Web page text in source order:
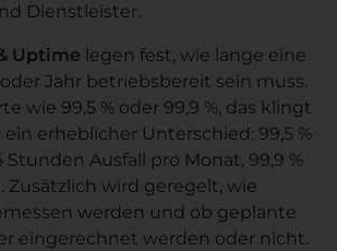
Dienstleister.
Uptime legen fest, wie lange eine
Jahr betriebsbereit sein muss.
wie 99,5 % oder 99,9 %, das klingt
erheblicher Unterschied: 99,5 %
Ausfall pro Monat, 99,9 %
Zusätzlich wird geregelt, wie
werden und ob geplante
eingerechnet werden oder nicht.